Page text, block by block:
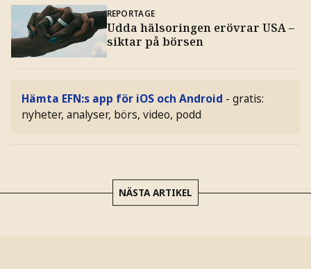
REPORTAGE
Udda hälsoringen erövrar USA –
siktar på börsen
Hämta EFN:s app för iOS och Android - gratis:
nyheter, analyser, börs, video, podd
NÄSTA ARTIKEL